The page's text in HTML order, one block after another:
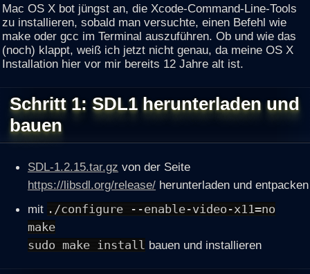
Mac OS X bot jüngst an, die Xcode-Command-Line-Tools
zu installieren, sobald man versuchte, einen Befehl wie
make oder gcc im Terminal auszuführen. Ob und wie das
(noch) klappt, weiß ich jetzt nicht genau, da meine OS X
Installation hier vor mir bereits 12 Jahre alt ist.
Schritt 1: SDL1 herunterladen und
bauen
SDL-1.2.15.tar.gz von der Seite
https://libsdl.org/release/ herunterladen und entpacken
mit ./configure --enable-video-x11=no
make
sudo make install bauen und installieren